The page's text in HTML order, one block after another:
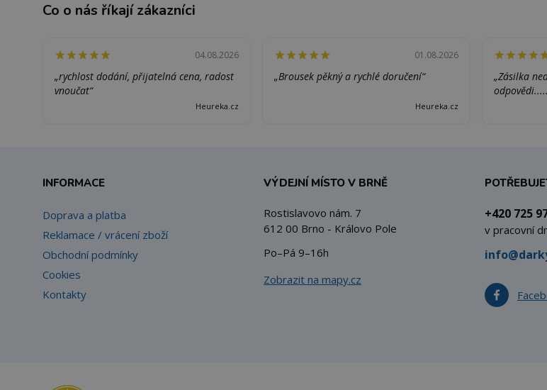
Co o nás říkají zákazníci
04.08.2026
„rychlost dodání, přijatelná cena, radost
vnoučat“
Heureka.cz
01.08.2026
„Brousek pěkný a rychlé doručení“
Heureka.cz
„Zásilka
INFORMACE
Doprava a platba
Reklamace / vrácení zboží
Obchodní podmínky
Cookies
Kontakty
VÝDEJNÍ MÍSTO V BRNĚ
Rostislavovo nám. 7
612 00 Brno - Královo Pole
Po–Pá 9–16h
Zobrazit na mapy.cz
+420 725
v pracovní